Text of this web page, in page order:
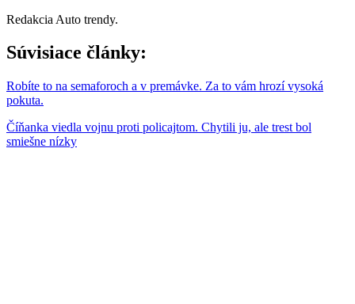
Redakcia Auto trendy.
Súvisiace články:
Robíte to na semaforoch a v premávke. Za to vám hrozí vysoká
pokuta.
Číňanka viedla vojnu proti policajtom. Chytili ju, ale trest bol
smiešne nízky